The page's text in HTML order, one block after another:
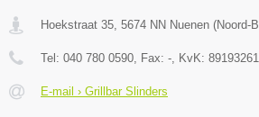
Hoekstraat 35, 5674 NN Nuenen (Noord-
Tel: 040 780 0590, Fax: -, KvK: 89193261
E-mail › Grillbar Slinders